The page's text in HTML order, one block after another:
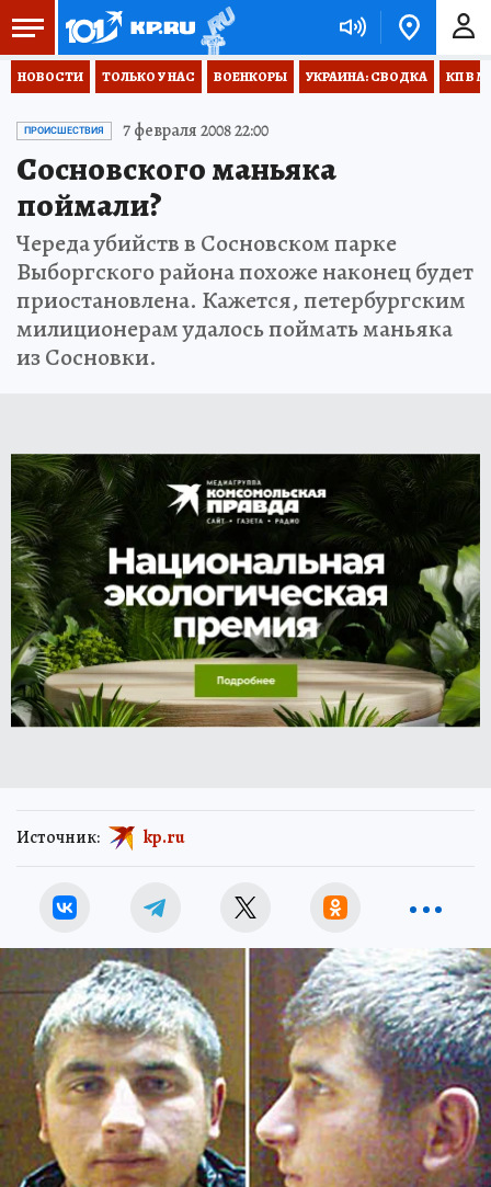
НОВОСТИ ТОЛЬКО У НАС ВОЕНКОРЫ УКРАИНА: СВОДКА КП В
ПРОИСШЕСТВИЯ 7 февраля 2008 22:00
Сосновского маньяка
поймали?
Череда убийств в Сосновском парке
Выборгского района похоже наконец будет
приостановлена. Кажется, петербургским
милиционерам удалось поймать маньяка
из Сосновки.
Источник: kp.ru